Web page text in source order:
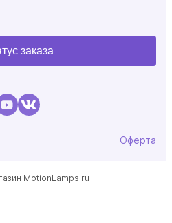
заказа
Оферта
MotionLamps.ru